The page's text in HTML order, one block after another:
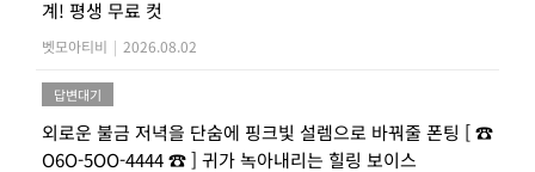
계! 평생 무료 컷
벳모아티비 | 2026.08.02
답변대기
외로운 불금 저녁을 단숨에 핑크빛 설렘으로 바꿔줄 폰팅 [ ☎
O6O-5OO-4444 ☎ ] 귀가 녹아내리는 힐링 보이스